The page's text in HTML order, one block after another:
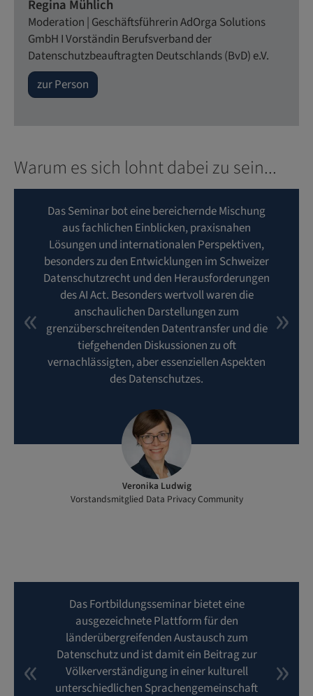
Regina Mühlich
Moderation | Geschäftsführerin AdOrga Solutions
GmbH I Vorständin Berufsverband der
Datenschutzbeauftragten Deutschlands (BvD) e.V.
zur Person
Warum es sich lohnt dabei zu sein...
Das Seminar bot eine bereichernde Mischung
aus fachlichen Einblicken, praxisnahen
Lösungen und internationalen Perspektiven,
besonders zu den Entwicklungen im Schweizer
Datenschutzrecht und den Herausforderungen
des AI Act. Besonders wertvoll waren die
anschaulichen Darstellungen zum
grenzüberschreitenden Datentransfer und die
tiefgehenden Diskussionen zu oft
vernachlässigten, aber essenziellen Aspekten
des Datenschutzes.
Veronika Ludwig
Vorstandsmitglied Data Privacy Community
Das Fortbildungsseminar bietet eine
ausgezeichnete Plattform für den
länderübergreifenden Austausch zum
Datenschutz und ist damit ein Beitrag zur
Völkerverständigung in einer kulturell
unterschiedlichen Sprachengemeinschaft